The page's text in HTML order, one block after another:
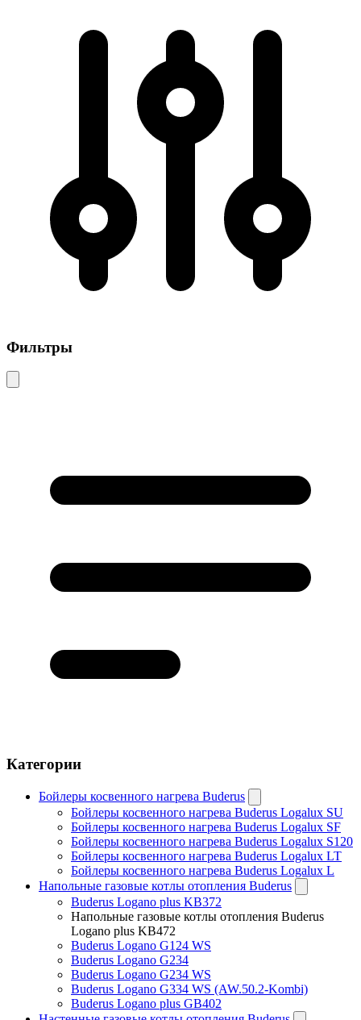
Фильтры
Категории
Бойлеры косвенного нагрева Buderus
Бойлеры косвенного нагрева Buderus Logalux SU
Бойлеры косвенного нагрева Buderus Logalux SF
Бойлеры косвенного нагрева Buderus Logalux S120
Бойлеры косвенного нагрева Buderus Logalux LT
Бойлеры косвенного нагрева Buderus Logalux L
Напольные газовые котлы отопления Buderus
Buderus Logano plus KB372
Напольные газовые котлы отопления Buderus
Logano plus KB472
Buderus Logano G124 WS
Buderus Logano G234
Buderus Logano G234 WS
Buderus Logano G334 WS (AW.50.2-Kombi)
Buderus Logano plus GB402
До конца лета
Получить скидку